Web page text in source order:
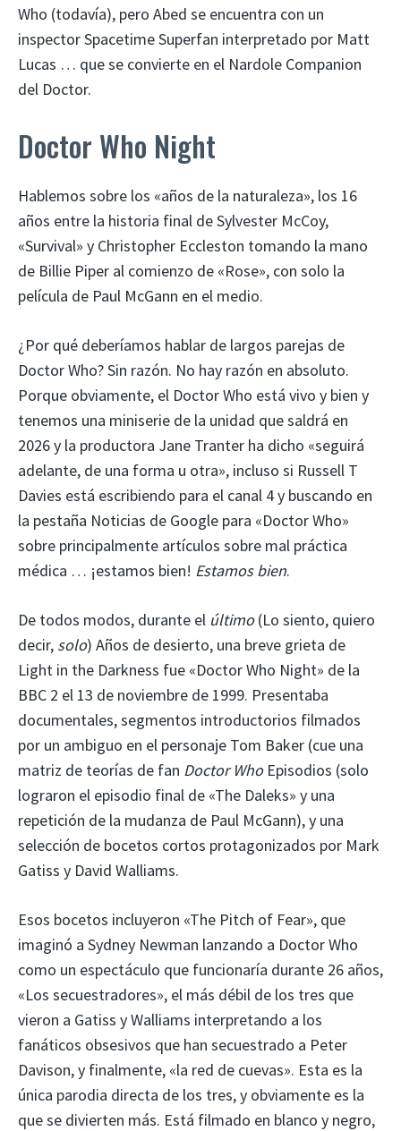
Who (todavía), pero Abed se encuentra con un
inspector Spacetime Superfan interpretado por Matt
Lucas … que se convierte en el Nardole Companion
del Doctor.
Doctor Who Night
Hablemos sobre los «años de la naturaleza», los 16
años entre la historia final de Sylvester McCoy,
«Survival» y Christopher Eccleston tomando la mano
de Billie Piper al comienzo de «Rose», con solo la
película de Paul McGann en el medio.
¿Por qué deberíamos hablar de largos parejas de
Doctor Who? Sin razón. No hay razón en absoluto.
Porque obviamente, el Doctor Who está vivo y bien y
tenemos una miniserie de la unidad que saldrá en
2026 y la productora Jane Tranter ha dicho «seguirá
adelante, de una forma u otra», incluso si Russell T
Davies está escribiendo para el canal 4 y buscando en
la pestaña Noticias de Google para «Doctor Who»
sobre principalmente artículos sobre mal práctica
médica … ¡estamos bien! Estamos bien.
De todos modos, durante el último(Lo siento, quiero
decir, solo) Años de desierto, una breve grieta de
Light in the Darkness fue «Doctor Who Night» de la
BBC 2 el 13 de noviembre de 1999. Presentaba
documentales, segmentos introductorios filmados
por un ambiguo en el personaje Tom Baker (cue una
matriz de teorías de fan Doctor Who Episodios (solo
lograron el episodio final de «The Daleks» y una
repetición de la mudanza de Paul McGann), y una
selección de bocetos cortos protagonizados por Mark
Gatiss y David Walliams.
Esos bocetos incluyeron «The Pitch of Fear», que
imaginó a Sydney Newman lanzando a Doctor Who
como un espectáculo que funcionaría durante 26 años,
«Los secuestradores», el más débil de los tres que
vieron a Gatiss y Walliams interpretando a los
fanáticos obsesivos que han secuestrado a Peter
Davison, y finalmente, «la red de cuevas». Esta es la
única parodia directa de los tres, y obviamente es la
que se divierten más. Está filmado en blanco y negro,